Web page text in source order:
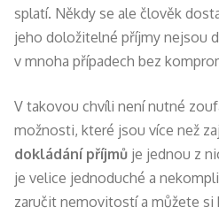
splatí. Někdy se ale člověk
jeho doložitelné příjmy nejsou
v mnoha případech bez
V takovou chvíli není nutné
možnosti, které jsou více než
dokládání příjmůje jednou z
je velice jednoduché a
zaručit nemovitostí a můžete si